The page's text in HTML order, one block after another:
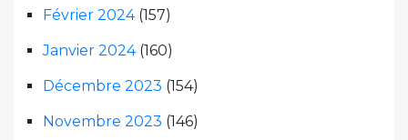
Février 2024(157)
Janvier 2024(160)
Décembre 2023 (154)
Novembre 2023 (146)